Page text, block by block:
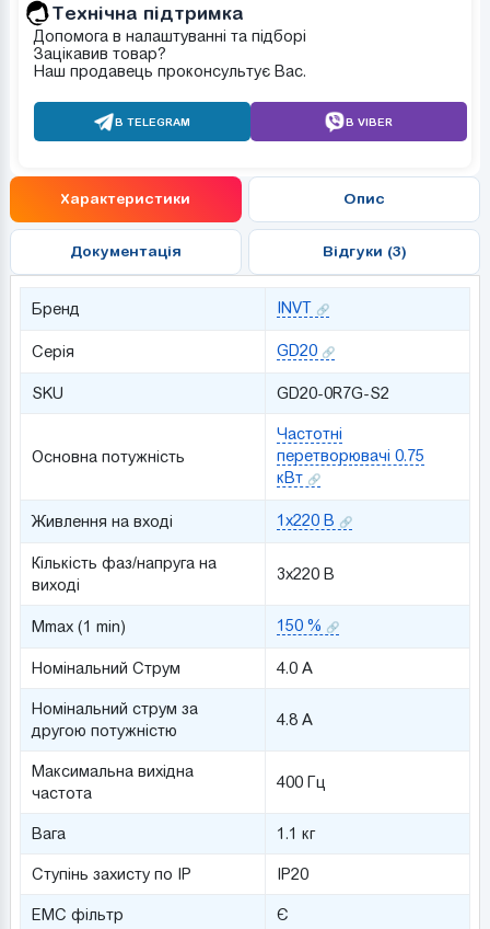
Tехнічна підтримка
Допомога в налаштуванні та підборі
Зацікавив товар?
Наш продавець проконсультує Вас.
В TELEGRAM В VIBER
Характеристики Опис
Документація Відгуки (3)
Бренд INVT
Серія GD20
SKU GD20-0R7G-S2
Основна потужність
Частотні
перетворювачі 0.75
кВт
Живлення на вході 1x220 В
Кількість фаз/напруга на
виході
3x220 В
Mmax (1 min) 150 %
Номінальний Струм 4.0 A
Номінальний струм за
другою потужністю
4.8 A
Максимальна вихідна
частота
400 Гц
Вага 1.1 кг
Ступінь захисту по IP IP20
ЕМС фільтр Є